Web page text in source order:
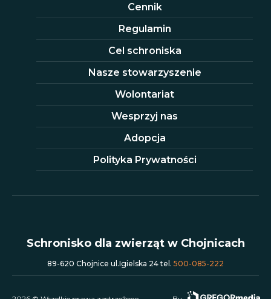
Cennik
Regulamin
Cel schroniska
Nasze stowarzyszenie
Wolontariat
Wesprzyj nas
Adopcja
Polityka Prywatności
Schronisko dla zwierząt w Chojnicach
89-620 Chojnice ul.Igielska 24 tel. 500-085-222